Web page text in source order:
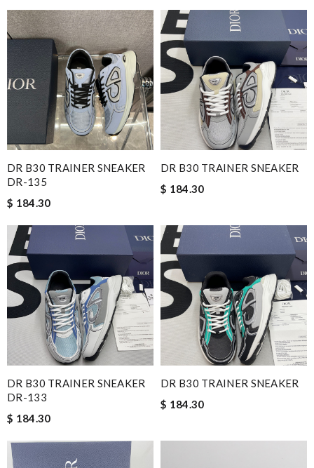
DR B30 TRAINER SNEAKER
DR-135
$ 184.30
DR B30 TRAINER SNEAKER
$ 184.30
DR B30 TRAINER SNEAKER
DR-133
$ 184.30
DR B30 TRAINER SNEAKER
$ 184.30